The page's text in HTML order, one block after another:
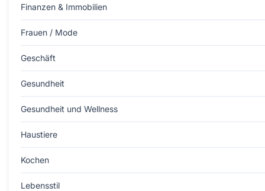
Finanzen & Immobilien
Frauen / Mode
Geschäft
Gesundheit
Gesundheit und Wellness
Haustiere
Kochen
Lebensstil